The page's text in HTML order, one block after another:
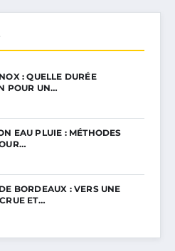
: QUELLE DURÉE
POUR UN…
EAU PLUIE : MÉTHODES
BORDEAUX : VERS UNE
ET…